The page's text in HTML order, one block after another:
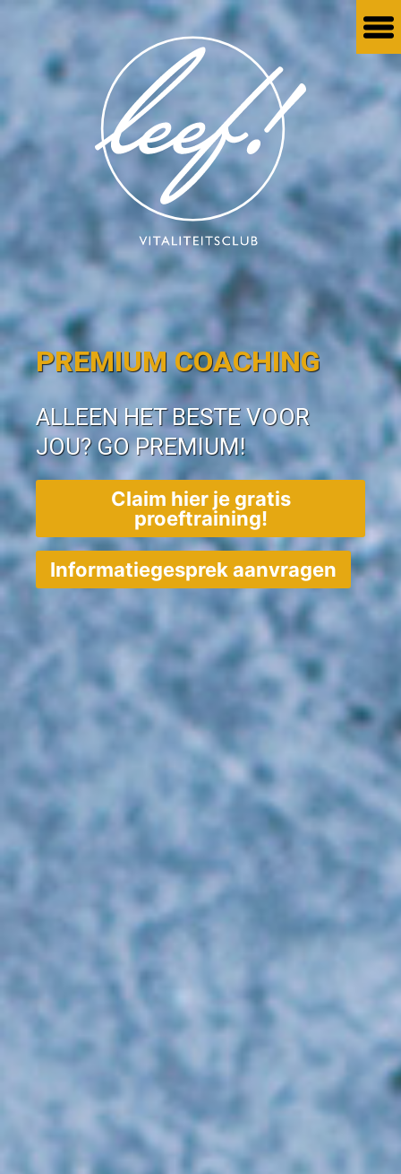
PREMIUM COACHING
ALLEEN HET BESTE VOOR
JOU? GO PREMIUM!
Claim hier je gratis
proeftraining!
Informatiegesprek aanvragen